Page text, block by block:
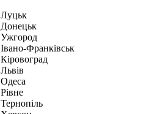
Луцьк
Донецьк
Ужгород
Івано-Франківськ
Кіровоград
Львів
Одеса
Рівне
Тернопіль